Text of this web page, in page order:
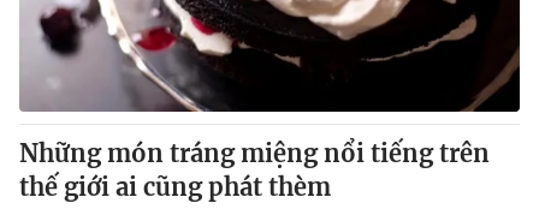
Những món tráng miệng nổi tiếng trên
thế giới ai cũng phát thèm